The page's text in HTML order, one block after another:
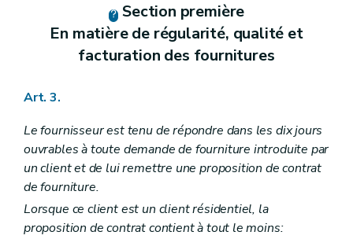
Section première
En matière de régularité, qualité et
facturation des fournitures
Art. 3.
Le fournisseur est tenu de répondre dans les dix jours
ouvrables à toute demande de fourniture introduite par
un client et de lui remettre une proposition de contrat
de fourniture.
Lorsque ce client est un client résidentiel, la
proposition de contrat contient à tout le moins: